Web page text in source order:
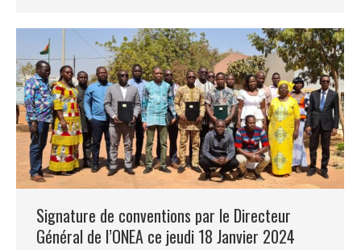
Signature de conventions par le Directeur
Général de l’ONEA ce jeudi 18 Janvier 2024